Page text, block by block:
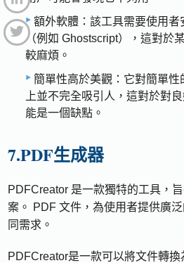
額外軟體：該工具需要使用
（例如 Ghostscript），這對於
較麻煩。
簡單性高於美觀：它對簡單
上並不完全吸引人，這對於對
能是一個缺點。
7.PDF生成器
PDFCreator 是一款獨特的工具，
案。 PDF 文件，為使用者提供廣
同需求。
PDFCreator是一款可以將文件轉換